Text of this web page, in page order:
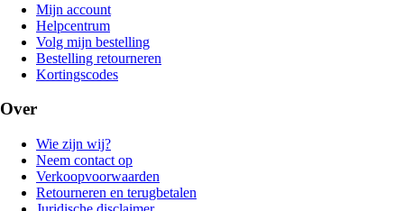
Mijn account
Helpcentrum
Volg mijn bestelling
Bestelling retourneren
Kortingscodes
Over
Wie zijn wij?
Neem contact op
Verkoopvoorwaarden
Retourneren en terugbetalen